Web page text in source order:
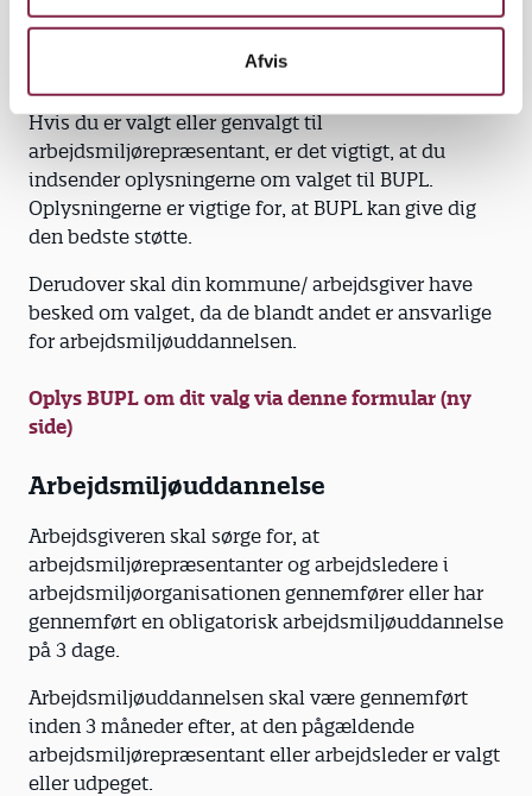
Afvis
sekretariatsmedarbejder, vis@bupl.dk
Hvis du er valgt eller genvalgt til
arbejdsmiljørepræsentant, er det vigtigt, at du
indsender oplysningerne om valget til BUPL.
Oplysningerne er vigtige for, at BUPL kan give dig
den bedste støtte.
Derudover skal din kommune/ arbejdsgiver have
besked om valget, da de blandt andet er ansvarlige
for arbejdsmiljøuddannelsen.
Oplys BUPL om dit valg via denne formular (ny
side)
Arbejdsmiljøuddannelse
Arbejdsgiveren skal sørge for, at
arbejdsmiljørepræsentanter og arbejdsledere i
arbejdsmiljøorganisationen gennemfører eller har
gennemført en obligatorisk arbejdsmiljøuddannelse
på 3 dage.
Arbejdsmiljøuddannelsen skal være gennemført
inden 3 måneder efter, at den pågældende
arbejdsmiljørepræsentant eller arbejdsleder er valgt
eller udpeget.